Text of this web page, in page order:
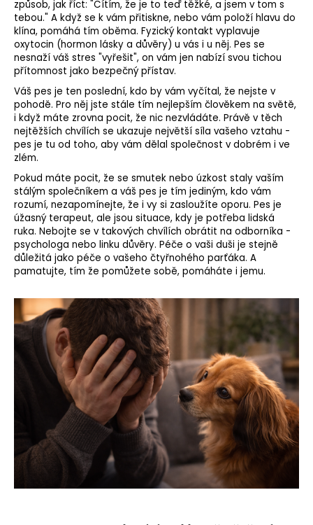
způsob, jak říct: "Cítím, že je to teď těžké, a jsem v tom s
tebou." A když se k vám přitiskne, nebo vám položí hlavu do
klína, pomáhá tím oběma. Fyzický kontakt vyplavuje
oxytocin (hormon lásky a důvěry) u vás i u něj. Pes se
nesnaží váš stres "vyřešit", on vám jen nabízí svou tichou
přítomnost jako bezpečný přístav.
Váš pes je ten poslední, kdo by vám vyčítal, že nejste v
pohodě. Pro něj jste stále tím nejlepším člověkem na světě,
i když máte zrovna pocit, že nic nezvládáte. Právě v těch
nejtěžších chvílích se ukazuje největší síla vašeho vztahu -
pes je tu od toho, aby vám dělal společnost v dobrém i ve
zlém.
Pokud máte pocit, že se smutek nebo úzkost staly vaším
stálým společníkem a váš pes je tím jediným, kdo vám
rozumí, nezapomínejte, že i vy si zasloužíte oporu. Pes je
úžasný terapeut, ale jsou situace, kdy je potřeba lidská
ruka. Nebojte se v takových chvílích obrátit na odborníka -
psychologa nebo linku důvěry. Péče o vaši duši je stejně
důležitá jako péče o vašeho čtyřnohého parťáka. A
pamatujte, tím že pomůžete sobě, pomáháte i jemu.